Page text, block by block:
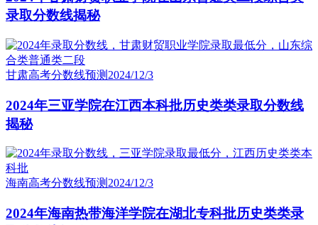
录取分数线揭秘
甘肃高考分数线预测 2024/12/3
2024年三亚学院在江西本科批历史类类录取分数线
揭秘
海南高考分数线预测 2024/12/3
2024年海南热带海洋学院在湖北专科批历史类类录